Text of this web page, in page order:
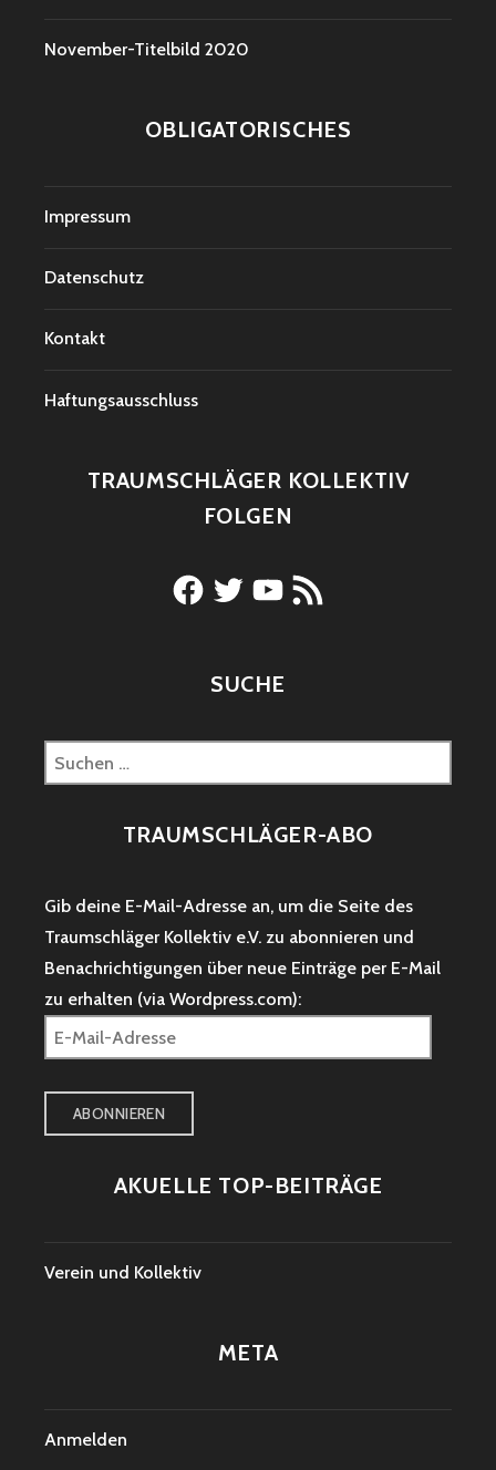
November-Titelbild 2020
OBLIGATORISCHES
Impressum
Datenschutz
Kontakt
Haftungsausschluss
TRAUMSCHLÄGER KOLLEKTIV
FOLGEN
Facebook
TwitterYouTube
RSS-
Feed
SUCHE
Suchen
nach:
TRAUMSCHLÄGER-ABO
Gib deine E-Mail-Adresse an, um die Seite des
Traumschläger Kollektiv e.V. zu abonnieren und
Benachrichtigungen über neue Einträge per E-Mail
zu erhalten (via Wordpress.com):
E-
Mail-
Adresse
ABONNIEREN
AKUELLE TOP-BEITRÄGE
Verein und Kollektiv
META
Anmelden